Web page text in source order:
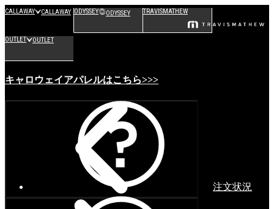
CALLAWAY CALLAWAY ODYSSEY ODYSSEY TRAVISMATHEW
OUTLET OUTLET
キャロウェイアパレルはこちら>>>
注文状況